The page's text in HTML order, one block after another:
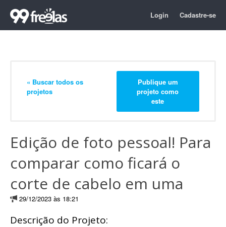
Login Cadastre-se
« Buscar todos os
projetos
Publique um
projeto como
este
Edição de foto pessoal! Para
comparar como ficará o
corte de cabelo em uma
29/12/2023 às 18:21
Descrição do Projeto: